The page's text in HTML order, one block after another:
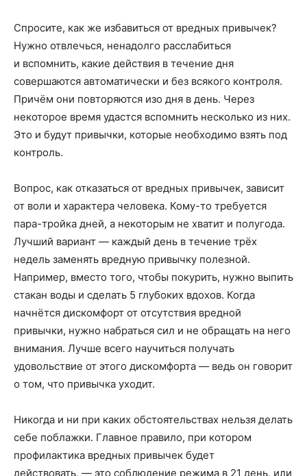
Спросите, как же избавиться от вредных привычек?
Нужно отвлечься, ненадолго расслабиться
и вспомнить, какие действия в течение дня
совершаются автоматически и без всякого контроля.
Причём они повторяются изо дня в день. Через
некоторое время удастся вспомнить несколько из них.
Это и будут привычки, которые необходимо взять под
контроль.
Вопрос, как отказаться от вредных привычек, зависит
от воли и характера человека. Кому-то требуется
пара-тройка дней, а некоторым не хватит и полугода.
Лучший вариант — каждый день в течение трёх
недель заменять вредную привычку полезной.
Например, вместо того, чтобы покурить, нужно выпить
стакан воды и сделать 5 глубоких вдохов. Когда
начнётся дискомфорт от отсутствия вредной
привычки, нужно набраться сил и не обращать на него
внимания. Лучше всего научиться получать
удовольствие от этого дискомфорта — ведь он говорит
о том, что привычка уходит.
Никогда и ни при каких обстоятельствах нельзя делать
себе поблажки. Главное правило, при котором
профилактика вредных привычек будет
действовать, — это соблюдение режима в 21 день, или